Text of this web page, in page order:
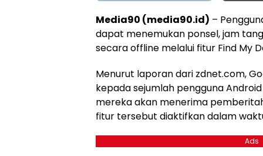
Media90 (media90.id) –
dapat menemukan ponsel, jam
secara offline melalui fitur Find My
Menurut laporan dari zdnet.com,
kepada sejumlah pengguna
mereka akan menerima
fitur tersebut diaktifkan dalam
Ads